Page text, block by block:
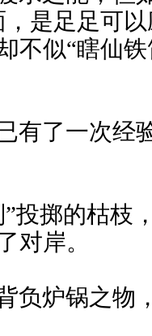
是足足可
不似“瞎仙
有了一次经
投掷的枯枝
对岸。
负炉锅之物